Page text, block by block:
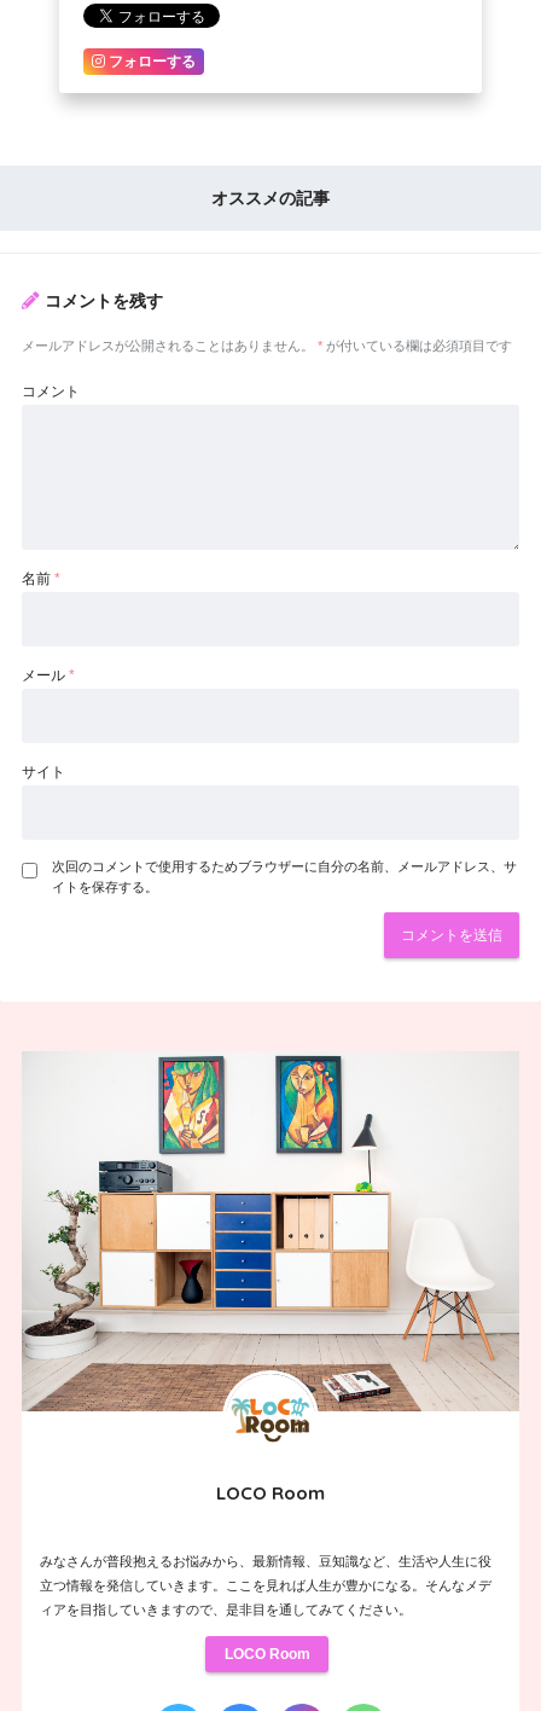
フォローする
オススメの記事
コメントを残す
メールアドレスが公開されることはありません。 * が付いている欄は必須項目です
コメント
名前 *
メール *
サイト
次回のコメントで使用するためブラウザーに自分の名前、メールアドレス、サ
イトを保存する。
LOCO Room
みなさんが普段抱えるお悩みから、最新情報、豆知識など、生活や人生に役
立つ情報を発信していきます。ここを見れば人生が豊かになる。そんなメデ
ィアを目指していきますので、是非目を通してみてください。
LOCO Room